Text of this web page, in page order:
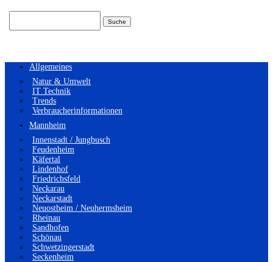
Allgemeines
Natur & Umwelt
IT Technik
Trends
Verbraucherinformationen
Mannheim
Innenstadt / Jungbusch
Feudenheim
Käfertal
Lindenhof
Friedrichsfeld
Neckarau
Neckarstadt
Neuostheim / Neuhermsheim
Rheinau
Sandhofen
Schönau
Schwetzingerstadt
Seckenheim